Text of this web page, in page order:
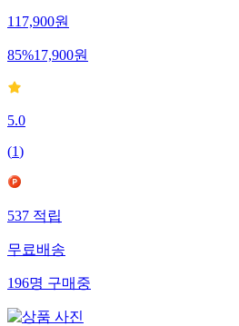
117,900원
85%17,900원
5.0
(1)
537적립
무료배송
196명구매중